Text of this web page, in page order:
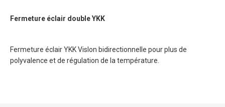
Fermeture éclair double YKK
Fermeture éclair YKK Vislon bidirectionnelle pour plus de
polyvalence et de régulation de la température.